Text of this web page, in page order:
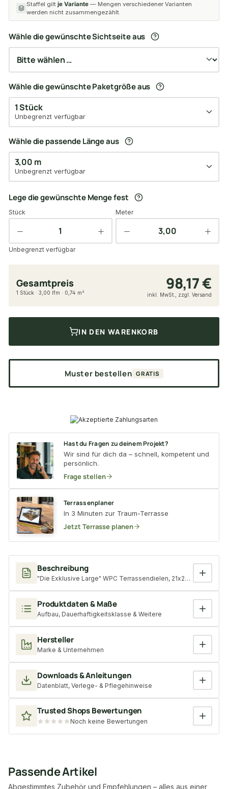
Beschreibung
"Die Exklusive Large" WPC Terrassendielen, 21x245 mm
Produktdaten & Maße
Aufbau, Dauerhaftigkeitsklasse & Weitere
Hersteller
Marke & Unternehmen
Downloads & Anleitungen
Datenblatt, Verlege- & Pflegehinweise
Trusted Shops Bewertungen
Noch keine Bewertungen
Staffel gilt je Variante — Mengen verschiedener Varianten
werden nicht zusammengezählt.
Wähle die gewünschte Sichtseite aus
Wähle die gewünschte Paketgröße aus
1 Stück
Unbegrenzt verfügbar
Wähle die passende Länge aus
3,00 m
Unbegrenzt verfügbar
Lege die gewünschte Menge fest
Stück Meter
Unbegrenzt verfügbar
Gesamtpreis 98,17 €
1 Stück · 3,00 lfm · 0,74 m² inkl. MwSt., zzgl. Versand
IN DEN WARENKORB
Muster bestellen GRATIS
Hast du Fragen zu deinem Projekt?
Wir sind für dich da – schnell, kompetent und
persönlich.
Frage stellen
Terrassenplaner
In 3 Minuten zur Traum-Terrasse
Jetzt Terrasse planen
Passende Artikel
Abgestimmtes Zubehör und Empfehlungen – alles aus einer